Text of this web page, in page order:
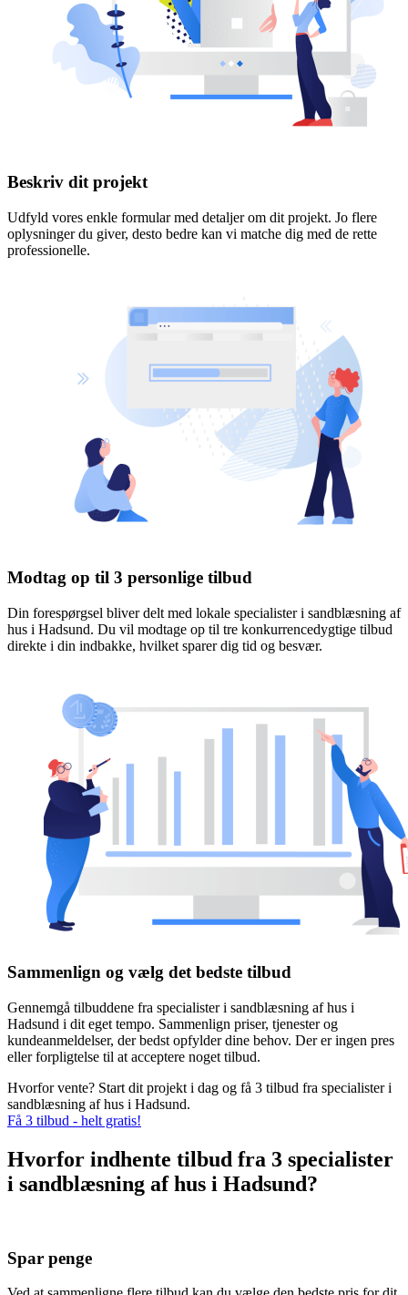
Beskriv dit projekt
Udfyld vores enkle formular med detaljer om dit projekt. Jo flere
oplysninger du giver, desto bedre kan vi matche dig med de rette
professionelle.
Modtag op til 3 personlige tilbud
Din forespørgsel bliver delt med lokale specialister i sandblæsning af
hus i Hadsund. Du vil modtage op til tre konkurrencedygtige tilbud
direkte i din indbakke, hvilket sparer dig tid og besvær.
Sammenlign og vælg det bedste tilbud
Gennemgå tilbuddene fra specialister i sandblæsning af hus i
Hadsund i dit eget tempo. Sammenlign priser, tjenester og
kundeanmeldelser, der bedst opfylder dine behov. Der er ingen pres
eller forpligtelse til at acceptere noget tilbud.
Hvorfor vente? Start dit projekt i dag og få 3 tilbud fra specialister i
sandblæsning af hus i Hadsund.
Få 3 tilbud - helt gratis!
Hvorfor indhente tilbud fra 3 specialister
i sandblæsning af hus i Hadsund?
Spar penge